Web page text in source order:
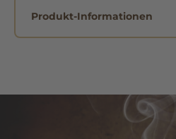
Produkt-Informationen